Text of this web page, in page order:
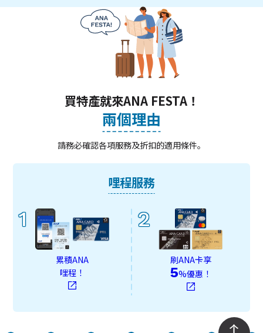
買特產就來ANA FESTA！
兩個理由
請務必確認各項服務及折扣的適用條件。
哩程服務
1
累積ANA
哩程！
2
刷ANA卡享
5%優惠！